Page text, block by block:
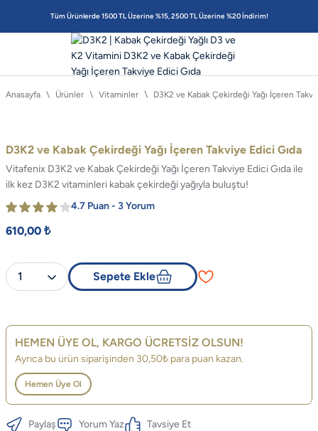
Tüm Ürünlerde 1500 TL Üzerine %15, 2500 TL Üzerine %20 İndirim!
Anasayfa Ürünler Vitaminler D3K2 ve Kabak Çekirdeği Yağı İçeren
D3K2 ve Kabak Çekirdeği Yağı İçeren Takviye Edici Gıda
Vitafenix D3K2 ve Kabak Çekirdeği Yağı İçeren Takviye Edici Gıda ile
ilk kez D3K2 vitaminleri kabak çekirdeği yağıyla buluştu!
4.7 Puan - 3 Yorum
610,00 ₺
Sepete Ekle
HEMEN ÜYE OL, KARGO ÜCRETSİZ OLSUN!
Ayrıca bu ürün siparişinden 30,50₺ para puan kazan.
Hemen Üye Ol
Paylaş Yorum Yaz Tavsiye Et